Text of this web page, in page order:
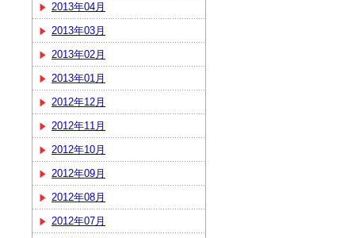
2013年04月
2013年03月
2013年02月
2013年01月
2012年12月
2012年11月
2012年10月
2012年09月
2012年08月
2012年07月